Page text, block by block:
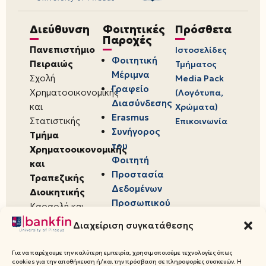
Διαχείριση συγκατάθεσης
Για να παρέχουμε την καλύτερη εμπειρία, χρησιμοποιούμε τεχνολογίες όπως
cookies για την αποθήκευση ή/και την πρόσβαση σε πληροφορίες συσκευών. Η
Διεύθυνση
Πανεπιστήμιο
Πειραιώς
Σχολή
Χρηματοοικονομικής
και
Στατιστικής
Τμήμα
Χρηματοοικονομικής
και
Τραπεζικής
Διοικητικής
Καραολή και
Δημητρίου 80,
18534,
Πειραιάς
Φοιτητικές
Παροχές
Φοιτητική
Μέριμνα
Γραφείο
Διασύνδεσης
Erasmus
Συνήγορος
του
Φοιτητή
Προστασία
Δεδομένων
Προσωπικού
Πρόσθετα
Ιστοσελίδες
Τμήματος
Media Pack
(Λογότυπα,
Χρώματα)
Επικοινωνία